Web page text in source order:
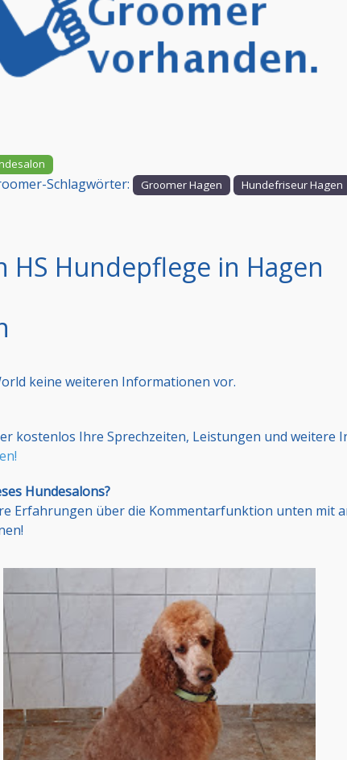
Schlagwörter: Groomer Hagen Hundefriseur Hagen
HS Hundepflege in Hagen
keine weiteren Informationen vor.
kostenlos Ihre Sprechzeiten, Leistungen und weitere
Hundesalons?
Erfahrungen über die Kommentarfunktion unten mit